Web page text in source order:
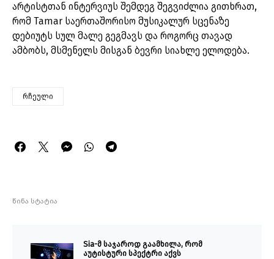
არტისტთან ინტერვიუს შემდეგ შეგვიძლია გითხრათ,
რომ Tamar საერთაშორისო მუსიკალურ სცენაზე
დებიუტს სულ მალე გეგმავს და როგორც თავად
ამბობს, მსმენელს მისგან ბევრი სიახლე ელოდება.
რჩეული
წინა სტატია
Sia-მ საჯაროდ გაამხილა, რომ
აუტისტური სპექტრი აქვს